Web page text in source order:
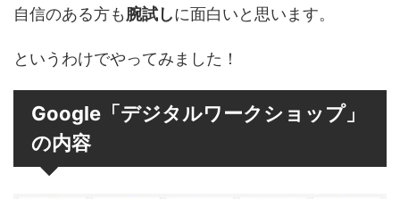
自信のある方も腕試しに面白いと思います。
というわけでやってみました！
Google「デジタルワークショップ」
の内容